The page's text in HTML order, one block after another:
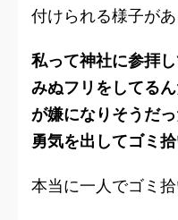
付けられる様子があ
私って神社に参拝
みぬフリをしてる
が嫌になりそうだっ
勇気を出してゴミ
本当に一人でゴミ